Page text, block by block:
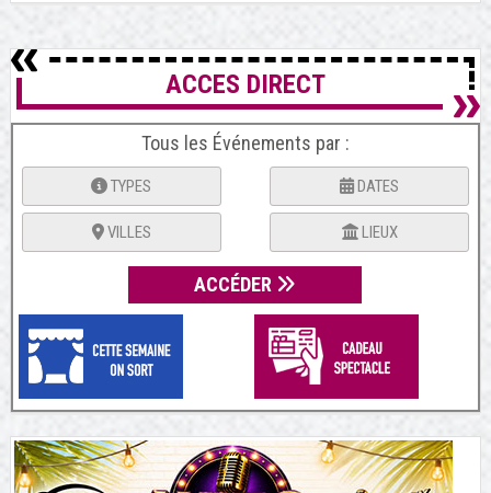
ACCES DIRECT
Tous les Événements par :
TYPES DATES
VILLES LIEUX
ACCÉDER